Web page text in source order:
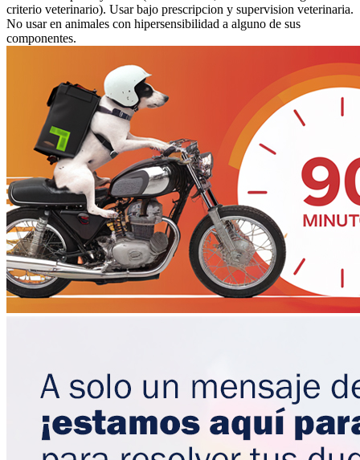
criterio veterinario). Usar bajo prescripcion y supervision veterinaria.
No usar en animales con hipersensibilidad a alguno de sus
componentes.